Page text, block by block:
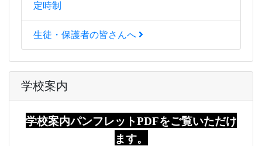
定時制
生徒・保護者の皆さんへ
学校案内
学校案内パンフレットPDFをご覧いただけ
ます。